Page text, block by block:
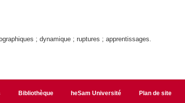
; dynamique ; ruptures ; apprentissages.
Bibliothèque heSam Université Plan de site